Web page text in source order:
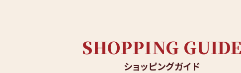
SHOPPING GUIDE
ショッピングガイド